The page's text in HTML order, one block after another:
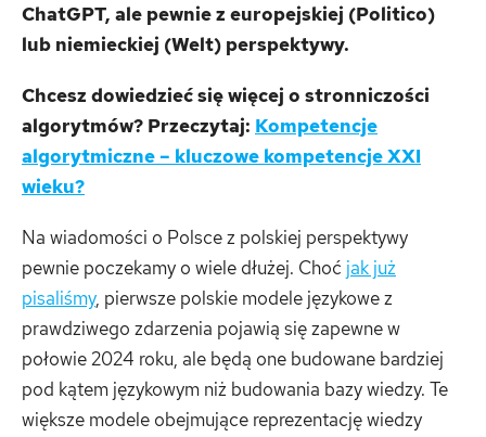
ChatGPT, ale pewnie z europejskiej (Politico)
lub niemieckiej (Welt) perspektywy.
Chcesz dowiedzieć się więcej o stronniczości
algorytmów? Przeczytaj: Kompetencje
algorytmiczne – kluczowe kompetencje XXI
wieku?
Na wiadomości o Polsce z polskiej perspektywy
pewnie poczekamy o wiele dłużej. Choć jak już
pisaliśmy, pierwsze polskie modele językowe z
prawdziwego zdarzenia pojawią się zapewne w
połowie 2024 roku, ale będą one budowane bardziej
pod kątem językowym niż budowania bazy wiedzy. Te
większe modele obejmujące reprezentację wiedzy